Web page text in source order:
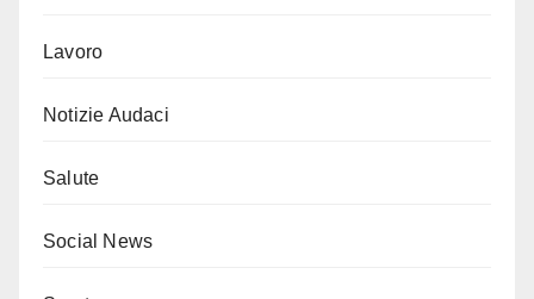
Lavoro
Notizie Audaci
Salute
Social News